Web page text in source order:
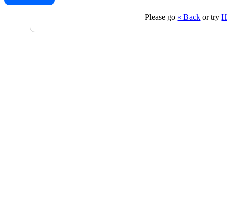
Please go « Back or try